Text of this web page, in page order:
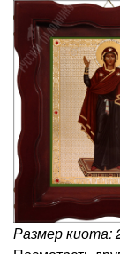
Размер киота: